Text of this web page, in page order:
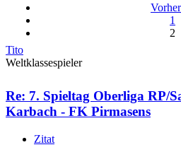
1
2
Tito
Weltklassespieler
Re: 7. Spieltag Oberliga RP/
Karbach - FK Pirmasens
Zitat